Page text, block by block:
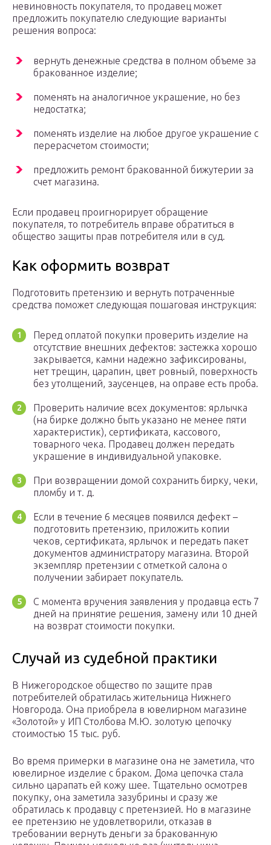
невиновность покупателя, то продавец может
предложить покупателю следующие варианты
решения вопроса:
вернуть денежные средства в полном объеме за
бракованное изделие;
поменять на аналогичное украшение, но без
недостатка;
поменять изделие на любое другое украшение с
перерасчетом стоимости;
предложить ремонт бракованной бижутерии за
счет магазина.
Если продавец проигнорирует обращение
покупателя, то потребитель вправе обратиться в
общество защиты прав потребителя или в суд.
Как оформить возврат
Подготовить претензию и вернуть потраченные
средства поможет следующая пошаговая инструкция:
Перед оплатой покупки проверить изделие на
отсутствие внешних дефектов: застежка хорошо
закрывается, камни надежно зафиксированы,
нет трещин, царапин, цвет ровный, поверхность
без утолщений, заусенцев, на оправе есть проба.
Проверить наличие всех документов: ярлычка
(на бирке должно быть указано не менее пяти
характеристик), сертификата, кассового,
товарного чека. Продавец должен передать
украшение в индивидуальной упаковке.
При возвращении домой сохранить бирку, чеки,
пломбу и т. д.
Если в течение 6 месяцев появился дефект –
подготовить претензию, приложить копии
чеков, сертификата, ярлычок и передать пакет
документов администратору магазина. Второй
экземпляр претензии с отметкой салона о
получении забирает покупатель.
С момента вручения заявления у продавца есть 7
дней на принятие решения, замену или 10 дней
на возврат стоимости покупки.
Случай из судебной практики
В Нижегородское общество по защите прав
потребителей обратилась жительница Нижнего
Новгорода. Она приобрела в ювелирном магазине
«Золотой» у ИП Столбова М.Ю. золотую цепочку
стоимостью 15 тыс. руб.
Во время примерки в магазине она не заметила, что
ювелирное изделие с браком. Дома цепочка стала
сильно царапать ей кожу шее. Тщательно осмотрев
покупку, она заметила зазубрины и сразу же
обратилась к продавцу с претензией. Но в магазине
ее претензию не удовлетворили, отказав в
требовании вернуть деньги за бракованную